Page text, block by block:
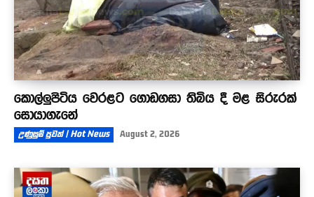
කොල්ලුපිටිය වෙරළට ගොඩගසා තිබිය දී මළ සිරුරක්
සොයාගැනේ
උණුසුම් පුවත් | Hot News August 2, 2026